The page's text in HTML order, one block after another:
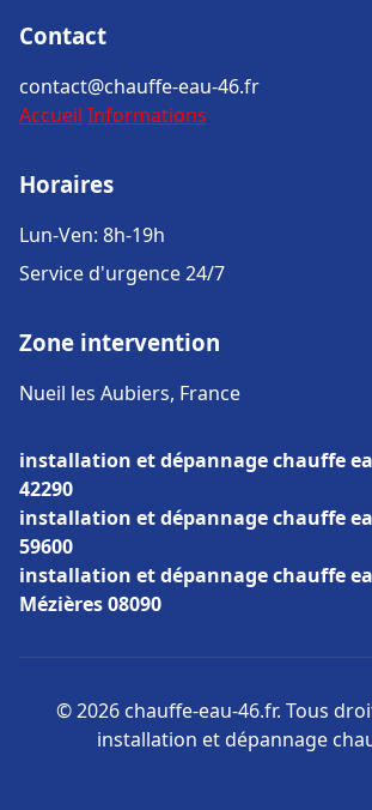
Contact
contact@chauffe-eau-46.fr
Accueil Informations
Horaires
Lun-Ven: 8h-19h
Service d'urgence 24/7
Zone intervention
Nueil les Aubiers, France
installation et dépannage chauffe
42290
installation et dépannage chauffe
59600
installation et dépannage chauffe
Mézières 08090
© 2026 chauffe-eau-46.fr. Tous
installation et dépannage